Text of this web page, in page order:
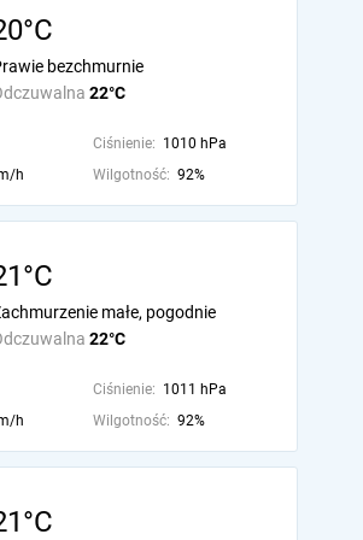
22°C
bezchmurnie
Ciśnienie: 1010 hPa
h Wilgotność: 92%
22°C
małe, pogodnie
Ciśnienie: 1011 hPa
h Wilgotność: 92%